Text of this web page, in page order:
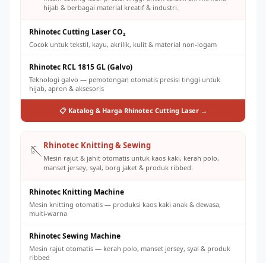
hijab & berbagai material kreatif & industri.
Rhinotec Cutting Laser CO₂
Cocok untuk tekstil, kayu, akrilik, kulit & material non-logam
Rhinotec RCL 1815 GL (Galvo)
Teknologi galvo — pemotongan otomatis presisi tinggi untuk
hijab, apron & aksesoris
📋 Katalog & Harga Rhinotec Cutting Laser →
🪡Rhinotec Knitting & Sewing
Mesin rajut & jahit otomatis untuk kaos kaki, kerah polo,
manset jersey, syal, borg jaket & produk ribbed.
Rhinotec Knitting Machine
Mesin knitting otomatis — produksi kaos kaki anak & dewasa,
multi-warna
Rhinotec Sewing Machine
Mesin rajut otomatis — kerah polo, manset jersey, syal & produk
ribbed